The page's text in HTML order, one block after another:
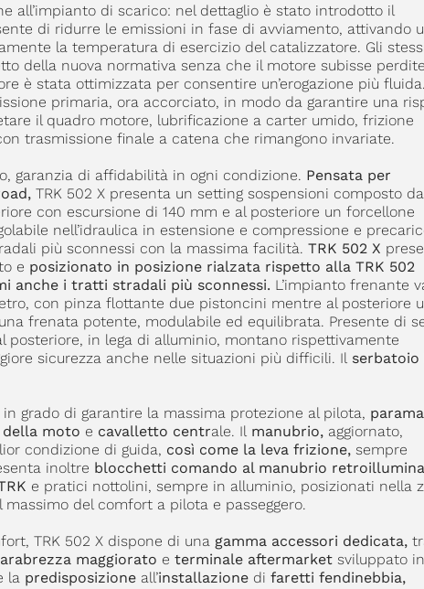
all’impianto di scarico: nel dettaglio è stato introdotto il
di ridurre le emissioni in fase di avviamento, attivando
la temperatura di esercizio del catalizzatore. Gli
della nuova normativa senza che il motore subisse
è stata ottimizzata per consentire un’erogazione più fluida.
primaria, ora accorciato, in modo da garantire una
il quadro motore, lubrificazione a carter umido, frizione
trasmissione finale a catena che rimangono invariate.
garanzia di affidabilità in ogni condizione. Pensata per
TRK 502 X presenta un setting sospensioni composto da
con escursione di 140 mm e al posteriore un forcellone
nell’idraulica in estensione e compressione e
più sconnessi con la massima facilità. TRK 502 X
e posizionato in posizione rialzata rispetto alla TRK 502
anche i tratti stradali più sconnessi. L’impianto frenante
con pinza flottante due pistoncini mentre al posteriore
frenata potente, modulabile ed equilibrata. Presente di
al posteriore, in lega di alluminio, montano rispettivamente
sicurezza anche nelle situazioni più difficili. Il serbatoio
in grado di garantire la massima protezione al pilota,
moto e cavalletto centrale. Il manubrio,aggiornato,
condizione di guida, così come la leva frizione, sempre
inoltre blocchetti comando al manubrio
e pratici nottolini, sempre in alluminio, posizionati nella
del comfort a pilota e passeggero.
TRK 502 X dispone di una gamma accessori dedicata,
maggiorato e terminale aftermarket sviluppato in
la predisposizione all’installazione di faretti fendinebbia,